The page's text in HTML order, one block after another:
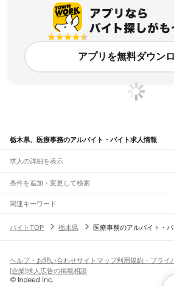
アプリを無料ダウン
栃木県、医療事務のアルバイト・バイト求人情報
求人の詳細を表示
条件を追加・変更して検索
市区町村を追加・変更
栃木県すべて
那須郡
駅を追加・変更
黒磯駅 高久駅黒田原駅 豊原駅
宇都宮線
野木駅 間々田駅 石橋駅
飲食・フードサービス
飲食・フードサービス
ホールスタッフ
皿洗い・洗い場精
特徴を追加・変更
人気
関連キーワード
バイトTOP医療事務 栃木県 医療事務
バイトTOP 栃木県 医療事務のアルバイト・
ヘルプ・お問い合わせサイトマップ利用規約・プライ
[企業]求人広告の掲載相談